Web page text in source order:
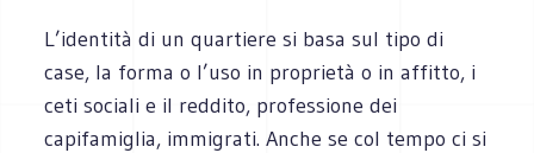
L’identità di un quartiere si basa sul tipo di
case, la forma o l’uso in proprietà o in affitto, i
ceti sociali e il reddito, professione dei
capifamiglia, immigrati. Anche se col tempo ci si